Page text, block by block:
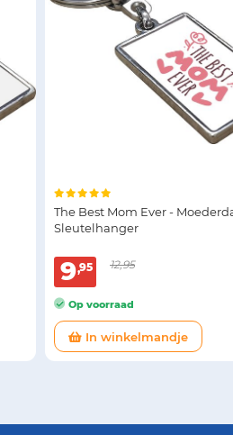
The Best Mom Ever -
Sleutelhanger
9 95 12,95
Op voorraad
In winkelmandje